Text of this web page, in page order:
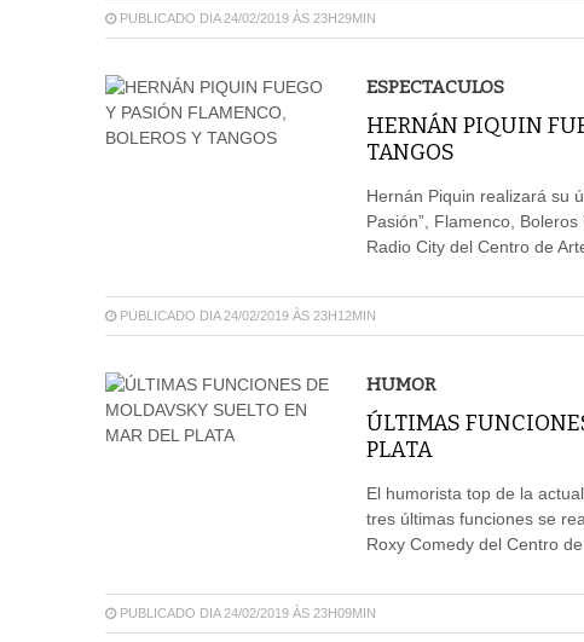
PUBLICADO DIA 24/02/2019 ÀS 23H29MIN
ESPECTACULOS
HERNÁN PIQUIN
TANGOS
Hernán Piquin realizará su
Pasión”, Flamenco,
Radio City del Centro de
PUBLICADO DIA 24/02/2019 ÀS 23H12MIN
HUMOR
ÚLTIMAS
PLATA
El humorista top de la
tres últimas funciones se
Roxy Comedy del Centro
PUBLICADO DIA 24/02/2019 ÀS 23H09MIN